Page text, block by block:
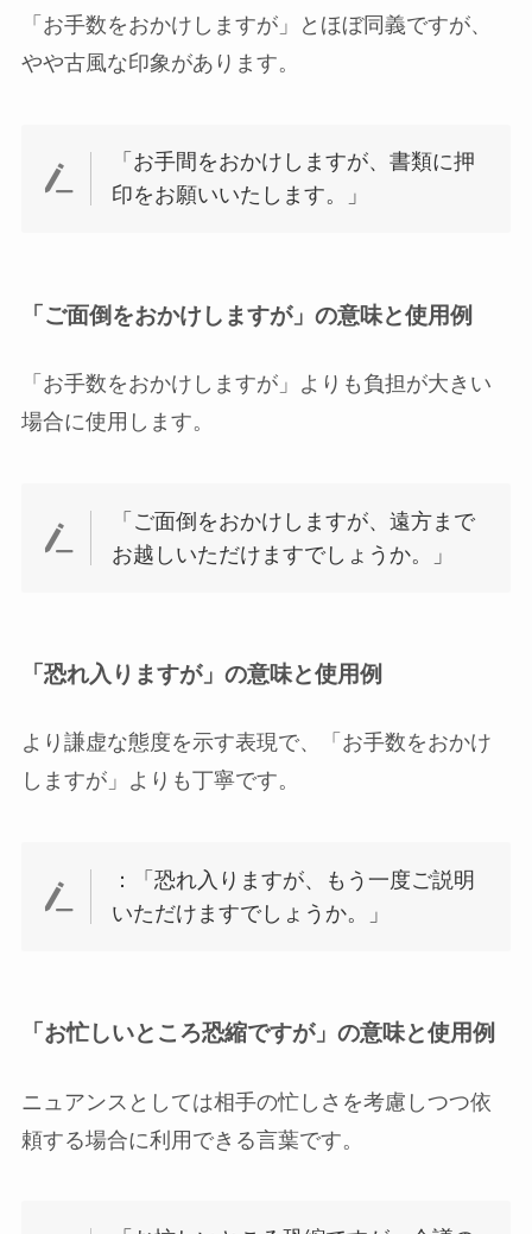
「お手数をおかけしますが」とほぼ同義ですが、
やや古風な印象があります。
「お手間をおかけしますが、書類に押
印をお願いいたします。」
「ご面倒をおかけしますが」の意味と使用例
「お手数をおかけしますが」よりも負担が大きい
場合に使用します。
「ご面倒をおかけしますが、遠方まで
お越しいただけますでしょうか。」
「恐れ入りますが」の意味と使用例
より謙虚な態度を示す表現で、「お手数をおかけ
しますが」よりも丁寧です。
：「恐れ入りますが、もう一度ご説明
いただけますでしょうか。」
「お忙しいところ恐縮ですが」 の意味と使用例
ニュアンスとしては相手の忙しさを考慮しつつ依
頼する場合に利用できる言葉です。